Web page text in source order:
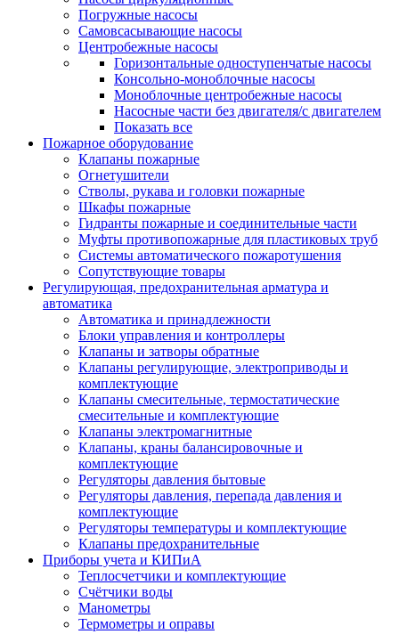
Погружные насосы
Самовсасывающие насосы
Центробежные насосы
Горизонтальные одноступенчатые насосы
Консольно-моноблочные насосы
Моноблочные центробежные насосы
Насосные части без двигателя/с двигателем
Показать все
Пожарное оборудование
Клапаны пожарные
Огнетушители
Стволы, рукава и головки пожарные
Шкафы пожарные
Гидранты пожарные и соединительные части
Муфты противопожарные для пластиковых труб
Системы автоматического пожаротушения
Сопутствующие товары
Регулирующая, предохранительная арматура и
автоматика
Автоматика и принадлежности
Блоки управления и контроллеры
Клапаны и затворы обратные
Клапаны регулирующие, электроприводы и
комплектующие
Клапаны смесительные, термостатические
смесительные и комплектующие
Клапаны электромагнитные
Клапаны, краны балансировочные и
комплектующие
Регуляторы давления бытовые
Регуляторы давления, перепада давления и
комплектующие
Регуляторы температуры и комплектующие
Клапаны предохранительные
Приборы учета и КИПиА
Теплосчетчики и комплектующие
Счётчики воды
Манометры
Термометры и оправы